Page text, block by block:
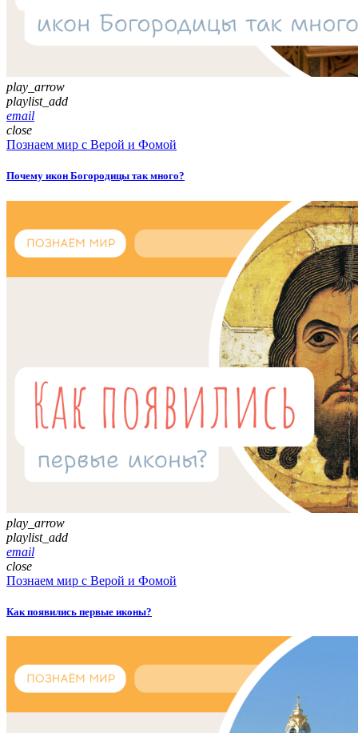
play_arrow
playlist_add
email
close
Познаем мир с Верой и Фомой
Почему икон Богородицы так много?
play_arrow
playlist_add
email
close
Познаем мир с Верой и Фомой
Как появились первые иконы?